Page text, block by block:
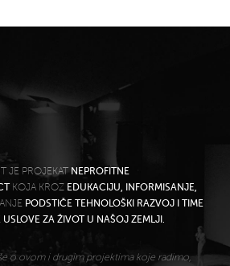
JE PROJEKAT NEPROFITNE
KOJA KROZ EDUKACIJU, INFORMISANJE,
PODSTIČE TEHNOLOŠKI RAZVOJ I TIME
USLOVE ZA ŽIVOT U NAŠOJ ZEMLJI.
o ovom i drugim projektima koje radimo,